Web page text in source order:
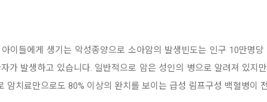
이들에게 생기는 악성종양으로 소아암의 발생빈도는 인구 10만명당
가 발생하고 있습니다. 일반적으로 암은 성인의 병으로 알려져 있지
암치료만으로도 80% 이상의 완치를 보이는 급성 림프구성 백혈병이